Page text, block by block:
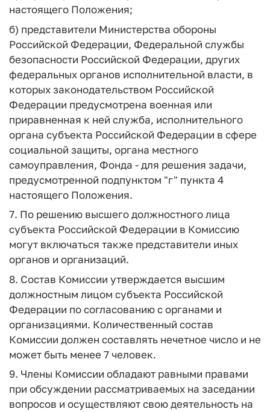
настоящего Положения;
б) представители Министерства обороны
Российской Федерации, Федеральной службы
безопасности Российской Федерации, других
федеральных органов исполнительной власти, в
которых законодательством Российской
Федерации предусмотрена военная или
приравненная к ней служба, исполнительного
органа субъекта Российской Федерации в сфере
социальной защиты, органа местного
самоуправления, Фонда - для решения задачи,
предусмотренной подпунктом "г" пункта 4
настоящего Положения.
7. По решению высшего должностного лица
субъекта Российской Федерации в Комиссию
могут включаться также представители иных
органов и организаций.
8. Состав Комиссии утверждается высшим
должностным лицом субъекта Российской
Федерации по согласованию с органами и
организациями. Количественный состав
Комиссии должен составлять нечетное число и не
может быть менее 7 человек.
9. Члены Комиссии обладают равными правами
при обсуждении рассматриваемых на заседании
вопросов и осуществляют свою деятельность на